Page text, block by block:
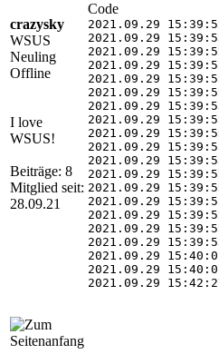
crazysky
WSUS
Neuling
Offline
I love
WSUS!
Beiträge: 8
Mitglied seit:
28.09.21
Code
2021.09.29
2021.09.29
2021.09.29
2021.09.29
2021.09.29
2021.09.29
2021.09.29
2021.09.29
2021.09.29
2021.09.29
2021.09.29
2021.09.29
2021.09.29
2021.09.29
2021.09.29
2021.09.29
2021.09.29
2021.09.29
2021.09.29
2021.09.29